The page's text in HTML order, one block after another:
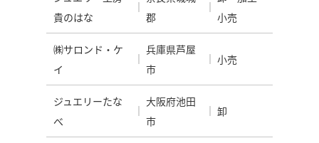
貴のはな
郡
小売
㈱サロンド・ケ
イ
兵庫県芦屋
市
小売
ジュエリーたな
べ
大阪府池田
市
卸